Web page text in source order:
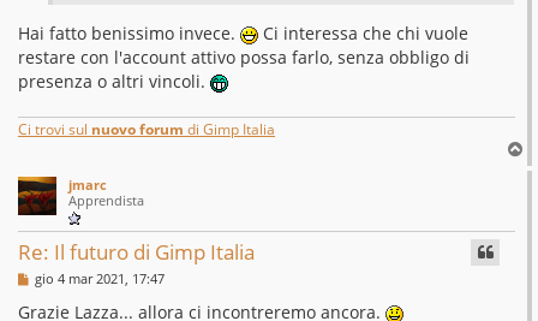
Hai fatto benissimo invece.
Ci interessa che chi vuole
restare con l'account attivo possa farlo, senza obbligo di
presenza o altri vincoli.
Ci trovi sul nuovo forum di Gimp Italia
o
jmarc
Apprendista
Re: Il futuro di Gimp Italia
M
e
s
gio 4 mar 2021, 17:47
Grazie Lazza... allora ci incontreremo ancora.